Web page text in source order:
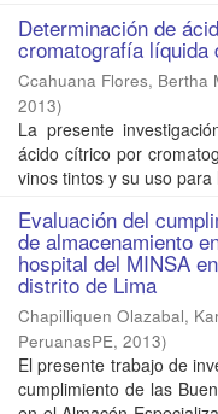
Determinación de
cromatografía líquida
Ccahuana Flores, Bertha
2013)
La presente
ácido cítrico por
vinos tintos y su uso
Evaluación del
de almacenamiento
hospital del MINSA
distrito de Lima
Chapilliquen Olazabal,
PeruanasPE, 2013)
El presente trabajo de
cumplimiento de las